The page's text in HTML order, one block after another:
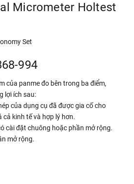
Micrometer Holtest
Set
994
của panme đo bên trong ba điểm,
lợi ích sau:
của dụng cụ đã được gia cố cho
cả kinh tế và hợp lý hơn.
cài đặt chuông hoặc phần mở rộng.
mở rộng.